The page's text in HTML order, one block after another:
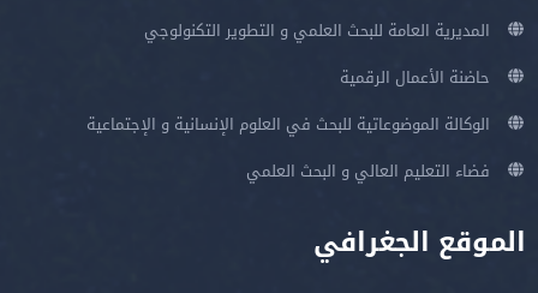
المديرية العامة للبحث العلمي و التطوير التكنولوجي
حاضنة الأعمال الرقمية
الوكالة الموضوعاتية للبحث في العلوم الإنسانية و الإجتماعية
فضاء التعليم العالي و البحث العلمي
الموقع الجغرافي